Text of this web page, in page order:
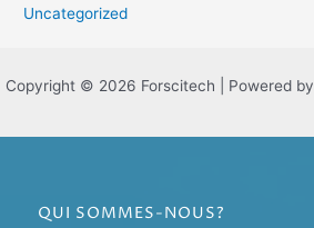
Uncategorized
Copyright © 2026 Forscitech | Powered by
QUI SOMMES-NOUS?